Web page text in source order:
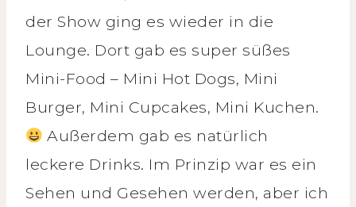
der Show ging es wieder in die
Lounge. Dort gab es super süßes
Mini-Food – Mini Hot Dogs, Mini
Burger, Mini Cupcakes, Mini Kuchen.
Außerdem gab es natürlich
leckere Drinks. Im Prinzip war es ein
Sehen und Gesehen werden, aber ich